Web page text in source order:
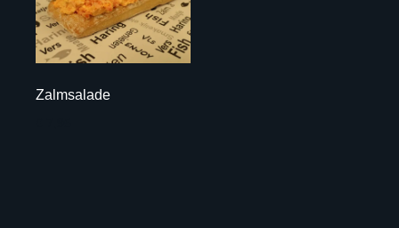
Zalmsalade